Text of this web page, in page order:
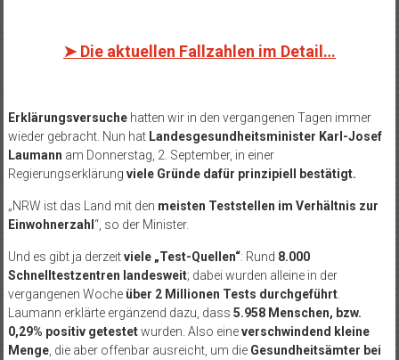
➤ Die aktuellen Fallzahlen im Detail…
Erklärungsversuchehatten wir in den vergangenen Tagen immer
wieder gebracht. Nun hat Landesgesundheitsminister Karl-Josef
Laumann am Donnerstag, 2. September, in einer
Regierungserklärung viele Gründe dafür prinzipiell bestätigt.
„NRW ist das Land mit den meisten Teststellen im Verhältnis zur
Einwohnerzahl“, so der Minister.
Und es gibt ja derzeitviele „Test-Quellen“: Rund 8.000
Schnelltestzentren landesweit; dabei wurden alleine in der
vergangenen Woche über 2 Millionen Tests durchgeführt.
Laumann erklärte ergänzend dazu, dass 5.958 Menschen, bzw.
0,29% positiv getestetwurden. Also eineverschwindend kleine
Menge, die aber offenbar ausreicht, um die Gesundheitsämter bei